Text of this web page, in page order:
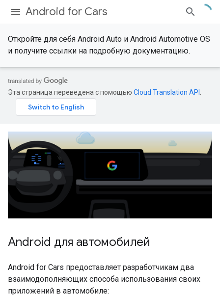
Android for Cars
Откройте для себя Android Auto и Android Automotive OS
и получите ссылки на подробную документацию.
Эта страница переведена с помощью Cloud Translation API
Android для автомобилей
Android for Cars предоставляет разработчикам два
взаимодополняющих способа использования своих
приложений в автомобиле: